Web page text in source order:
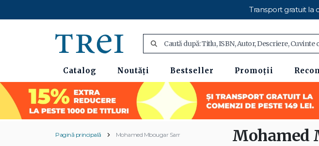
Transport gratuit la
Catalog Noutăți Bestseller Promoții
Pagină principală Mohamed Mbougar Sarr Mohamed